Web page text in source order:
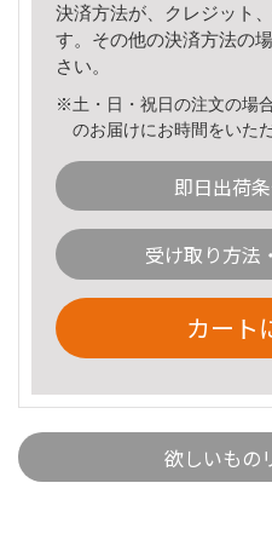
決済方法が、クレジット
す。その他の決済方法の
さい。
※土・日・祝日の注文の場
のお届けにお時間をいた
即日出荷
受け取り方法
カート
欲しいもの